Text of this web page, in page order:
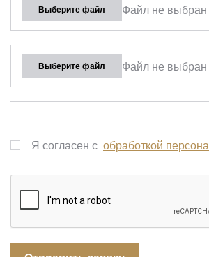
Выберите файл Файл не выбран
Выберите файл Файл не выбран
Я согласен с обработкой